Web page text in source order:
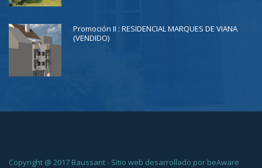
Promoción II : RESIDENCIAL MARQUES DE VIANA
(VENDIDO)
Copyright @ 2017 Baussant - Sitio web desarrollado por beAware